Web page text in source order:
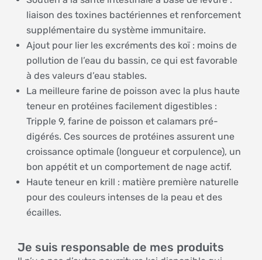
liaison des toxines bactériennes et renforcement
supplémentaire du système immunitaire.
Ajout pour lier les excréments des koï : moins de
pollution de l’eau du bassin, ce qui est favorable
à des valeurs d’eau stables.
La meilleure farine de poisson avec la plus haute
teneur en protéines facilement digestibles :
Tripple 9, farine de poisson et calamars pré-
digérés. Ces sources de protéines assurent une
croissance optimale (longueur et corpulence), un
bon appétit et un comportement de nage actif.
Haute teneur en krill : matière première naturelle
pour des couleurs intenses de la peau et des
écailles.
Je suis responsable de mes produits